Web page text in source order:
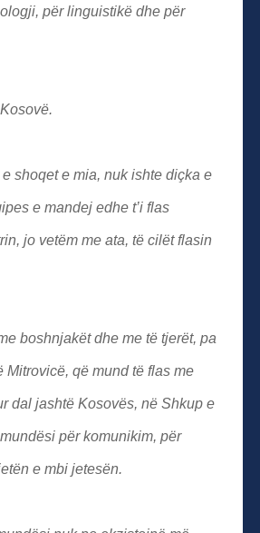
për linguistikë dhe për
shoqet e mia, nuk ishte diçka e
e mandej edhe t’i flas
jo vetëm me ata, të cilët flasin
boshnjakët dhe me të tjerët, pa
që mund të flas me
dal jashtë Kosovës, në Shkup e
për komunikim, për
e mbi jetesën.